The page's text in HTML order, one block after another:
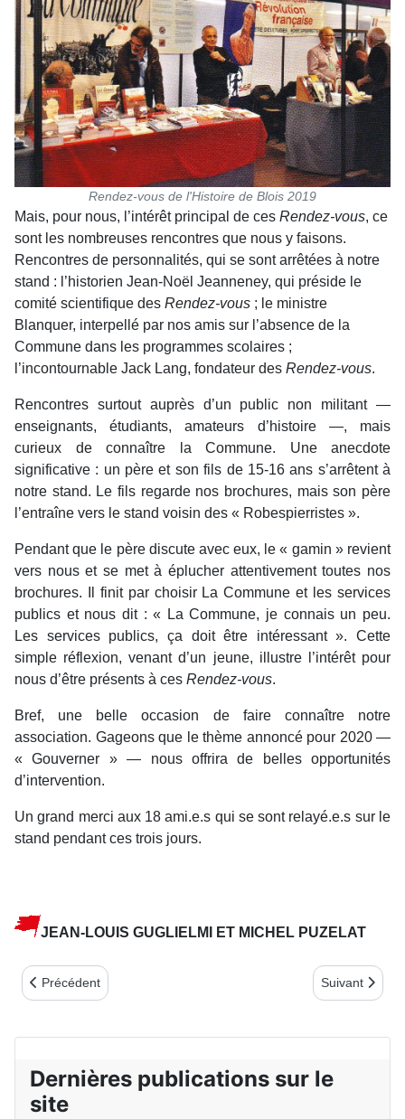
Rendez-vous de l'Histoire de Blois 2019
Mais, pour nous, l’intérêt principal de ces Rendez-vous, ce
sont les nombreuses rencontres que nous y faisons.
Rencontres de personnalités, qui se sont arrêtées à notre
stand : l’historien Jean-Noël Jeanneney, qui préside le
comité scientifique des Rendez-vous ; le ministre
Blanquer, interpellé par nos amis sur l’absence de la
Commune dans les programmes scolaires ;
l’incontournable Jack Lang, fondateur des Rendez-vous.
Rencontres surtout auprès d’un public non militant —
enseignants, étudiants, amateurs d’histoire —, mais
curieux de connaître la Commune. Une anecdote
significative : un père et son fils de 15-16 ans s’arrêtent à
notre stand. Le fils regarde nos brochures, mais son père
l’entraîne vers le stand voisin des « Robespierristes ».
Pendant que le père discute avec eux, le « gamin » revient
vers nous et se met à éplucher attentivement toutes nos
brochures. Il finit par choisir La Commune et les services
publics et nous dit : « La Commune, je connais un peu.
Les services publics, ça doit être intéressant ». Cette
simple réflexion, venant d’un jeune, illustre l’intérêt pour
nous d’être présents à ces Rendez-vous.
Bref, une belle occasion de faire connaître notre
association. Gageons que le thème annoncé pour 2020 —
« Gouverner » — nous offrira de belles opportunités
d’intervention.
Un grand merci aux 18 ami.e.s qui se sont relayé.e.s sur le
stand pendant ces trois jours.
JEAN-LOUIS GUGLIELMI ET MICHEL PUZELAT
Article précédent : SUR LES TRACES DES COMMUNARDS DE
Précédent Article suivant
Suivant
Dernières publications sur le
site